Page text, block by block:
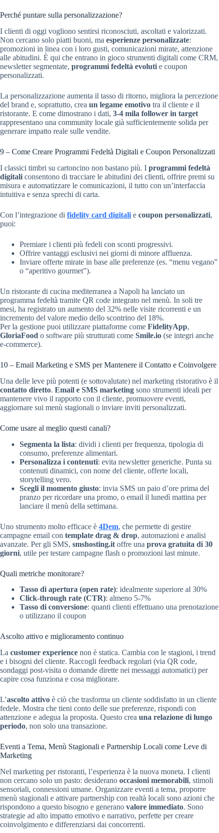
Perché puntare sulla personalizzazione?
I clienti di oggi vogliono sentirsi riconosciuti, ascoltati e valorizzati.
Non cercano solo piatti buoni, ma esperienze personalizzate:
promozioni in linea con i loro gusti, comunicazioni mirate, attenzione
alle abitudini. È qui che entrano in gioco strumenti digitali come CRM,
newsletter segmentate, programmi fedeltà evoluti e coupon
personalizzati.
La personalizzazione aumenta il tasso di ritorno, migliora la percezione
del brand e, soprattutto, crea un legame emotivo tra il cliente e il
ristorante. E come dimostrano i dati, 3-4 mila follower in target
rappresentano una community locale già sufficientemente solida per
generare impatto reale sulle vendite.
9 – Come Creare Programmi Fedeltà Digitali e Coupon Personalizzati
I classici timbri su cartoncino non bastano più. I programmi fedeltà
digitali consentono di tracciare le abitudini dei clienti, offrire premi su
misura e automatizzare le comunicazioni, il tutto con un’interfaccia
intuitiva e senza sprechi di carta.
Con l’integrazione di fidelity card digitali e coupon personalizzati,
puoi:
Premiare i clienti più fedeli con sconti progressivi.
Offrire vantaggi esclusivi nei giorni di minore affluenza.
Inviare offerte mirate in base alle preferenze (es. “menu vegano”
o “aperitivo gourmet”).
Un ristorante di cucina mediterranea a Napoli ha lanciato un
programma fedeltà tramite QR code integrato nel menù. In soli tre
mesi, ha registrato un aumento del 32% nelle visite ricorrenti e un
incremento del valore medio dello scontrino del 18%.
Per la gestione puoi utilizzare piattaforme come FidelityApp,
GloriaFood o software più strutturati come Smile.io (se integri anche
e-commerce).
10 – Email Marketing e SMS per Mantenere il Contatto e Coinvolgere
Una delle leve più potenti (e sottovalutate) nel marketing ristorativo è il
contatto diretto. Email e SMS marketing sono strumenti ideali per
mantenere vivo il rapporto con il cliente, promuovere eventi,
aggiornare sui menù stagionali o inviare inviti personalizzati.
Come usare al meglio questi canali?
Segmenta la lista: dividi i clienti per frequenza, tipologia di
consumo, preferenze alimentari.
Personalizza i contenuti: evita newsletter generiche. Punta su
contenuti dinamici, con nome del cliente, offerte locali,
storytelling vero.
Scegli il momento giusto: invia SMS un paio d’ore prima del
pranzo per ricordare una promo, o email il lunedì mattina per
lanciare il menù della settimana.
Uno strumento molto efficace è 4Dem, che permette di gestire
campagne email con template drag & drop, automazioni e analisi
avanzate. Per gli SMS, smshosting.it offre una prova gratuita di 30
giorni, utile per testare campagne flash o promozioni last minute.
Quali metriche monitorare?
Tasso di apertura (open rate): idealmente superiore al 30%
Click-through rate (CTR): almeno 5-7%
Tasso di conversione: quanti clienti effettuano una prenotazione
o utilizzano il coupon
Ascolto attivo e miglioramento continuo
La customer experience non è statica. Cambia con le stagioni, i trend
e i bisogni del cliente. Raccogli feedback regolari (via QR code,
sondaggi post-visita o domande dirette nei messaggi automatici) per
capire cosa funziona e cosa migliorare.
L’ascolto attivo è ciò che trasforma un cliente soddisfatto in un cliente
fedele. Mostra che tieni conto delle sue preferenze, rispondi con
attenzione e adegua la proposta. Questo crea una relazione di lungo
periodo, non solo una transazione.
Eventi a Tema, Menù Stagionali e Partnership Locali come Leve di
Marketing
Nel marketing per ristoranti, l’esperienza è la nuova moneta. I clienti
non cercano solo un pasto: desiderano occasioni memorabili, stimoli
sensoriali, connessioni umane. Organizzare eventi a tema, proporre
menù stagionali e attivare partnership con realtà locali sono azioni che
rispondono a questo bisogno e generano valore immediato. Sono
strategie ad alto impatto emotivo e narrativo, perfette per creare
coinvolgimento e differenziarsi dai concorrenti.